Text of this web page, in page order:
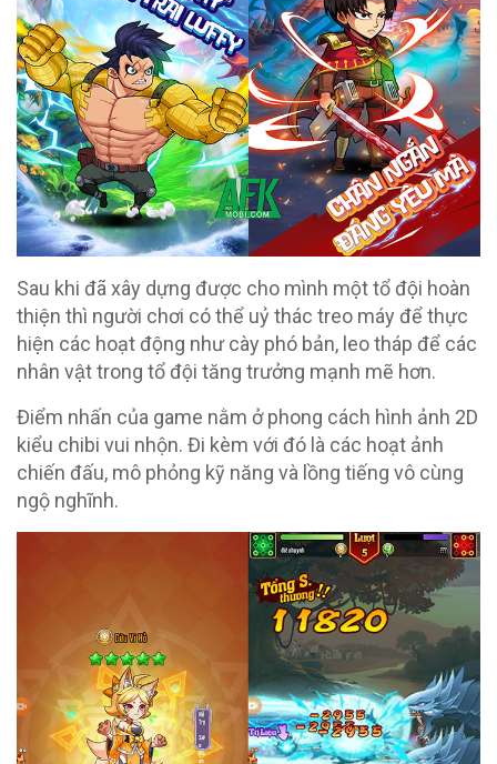
Sau khi đã xây dựng được cho mình một tổ đội hoàn
thiện thì người chơi có thể uỷ thác treo máy để thực
hiện các hoạt động như cày phó bản, leo tháp để các
nhân vật trong tổ đội tăng trưởng mạnh mẽ hơn.
Điểm nhấn của game nằm ở phong cách hình ảnh 2D
kiểu chibi vui nhộn. Đi kèm với đó là các hoạt ảnh
chiến đấu, mô phỏng kỹ năng và lồng tiếng vô cùng
ngộ nghĩnh.